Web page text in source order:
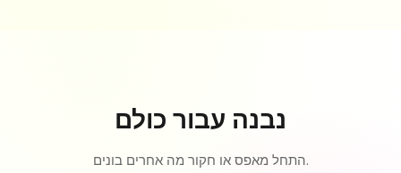
נבנה עבור כולם
התחל מאפס או חקור מה אחרים בונים.